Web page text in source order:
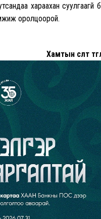
хараахан суулгаагүй
оролцоорой.
Хамтын өсөлт